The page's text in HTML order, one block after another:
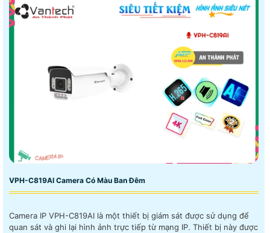
VPH-C819AI Camera Có Màu Ban Đêm
Camera IP VPH-C819AI là một thiết bị giám sát được sử dụng để
quan sát và ghi lại hình ảnh trực tiếp từ mạng IP. Thiết bị này được